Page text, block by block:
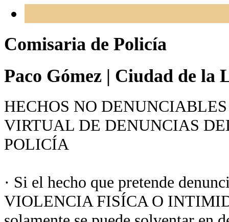
Comisaria de Policía
Paco Gómez | Ciudad de la
HECHOS NO
VIRTUAL DE DENUNCIAS
POLICÍA
· Si el hecho que pretende
VIOLENCIA FISÍCA O